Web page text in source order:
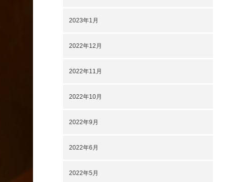
2023年1月
2022年12月
2022年11月
2022年10月
2022年9月
2022年6月
2022年5月